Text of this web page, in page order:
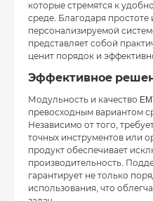
которые стремятся к
среде. Благодаря простоте
персонализируемой
представляет собой
ценит порядок и
Эффективное
Модульность и качество
превосходным вариантом
Независимо от того,
точных инструментов или
продукт обеспечивает
производительность.
гарантирует не только
использования, что